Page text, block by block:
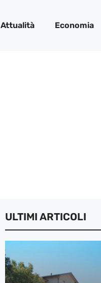
Attualità Economia
ULTIMI ARTICOLI